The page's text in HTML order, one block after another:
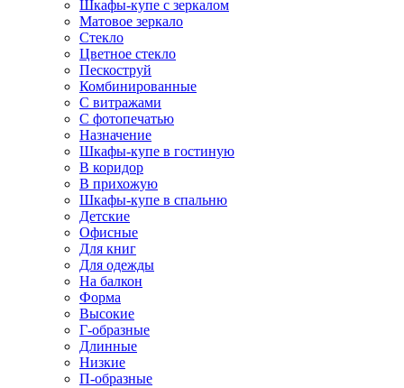
Шкафы-купе с зеркалом
Матовое зеркало
Стекло
Цветное стекло
Пескоструй
Комбинированные
С витражами
С фотопечатью
Назначение
Шкафы-купе в гостиную
В коридор
В прихожую
Шкафы-купе в спальню
Детские
Офисные
Для книг
Для одежды
На балкон
Форма
Высокие
Г-образные
Длинные
Низкие
П-образные